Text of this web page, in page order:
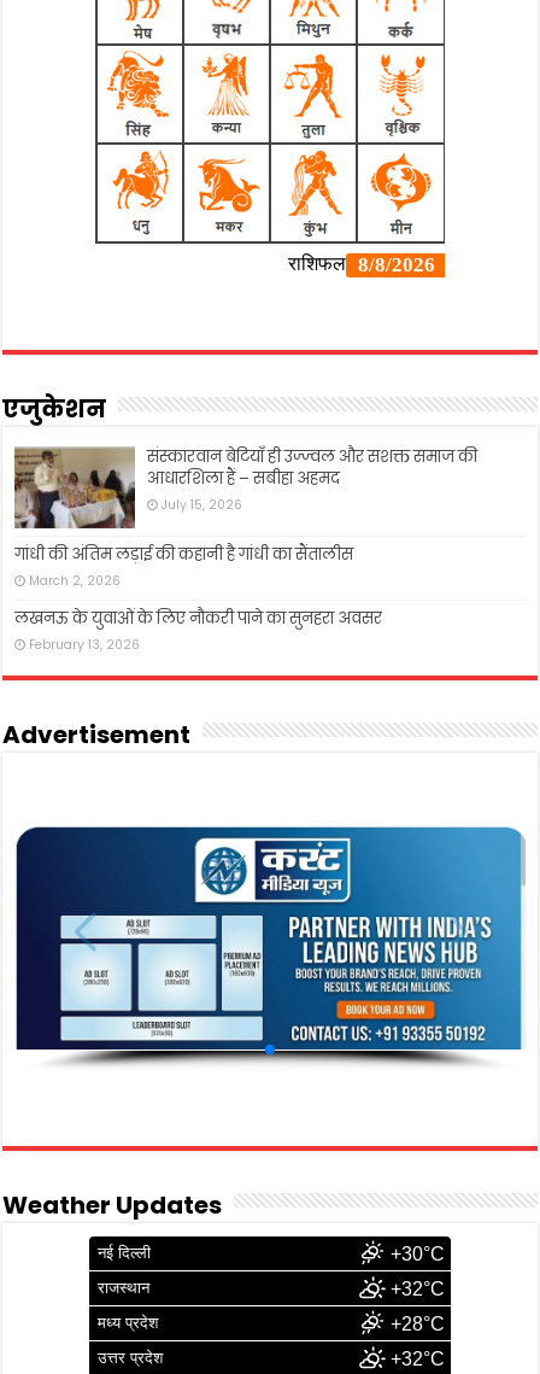
एजुकेशन
संस्कारवान बेटियाँ ही उज्ज्वल और सशक्त समाज की
आधारशिला हैं – सबीहा अहमद
July 15, 2026
गांधी की अंतिम लड़ाई की कहानी है गांधी का सैंतालीस
March 2, 2026
लखनऊ के युवाओं के लिए नौकरी पाने का सुनहरा अवसर
February 13, 2026
Advertisement
Weather Updates
नई दिल्ली +30°C
राजस्थान +32°C
मध्य प्रदेश +28°C
उत्तर प्रदेश +32°C